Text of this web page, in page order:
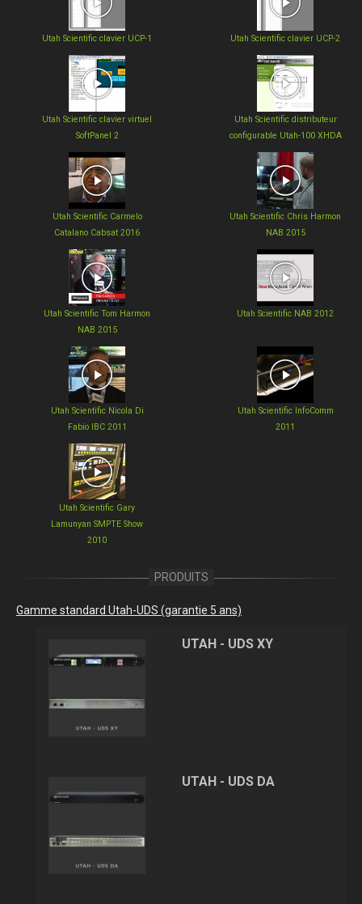
Utah Scientific clavier UCP-1 Utah Scientific clavier UCP-2
Utah Scientific clavier virtuel
SoftPanel 2
Utah Scientific distributeur
configurable Utah-100 XHDA
Utah Scientific Carmelo
Catalano Cabsat 2016
Utah Scientific Chris Harmon
NAB 2015
Utah Scientific Tom Harmon
NAB 2015
Utah Scientific NAB 2012
Utah Scientific Nicola Di
Fabio IBC 2011
Utah Scientific InfoComm
2011
Utah Scientific Gary
Lamunyan SMPTE Show
2010
Gamme standard Utah-UDS (garantie 5 ans)
UTAH - UDS XY
UTAH - UDS DA